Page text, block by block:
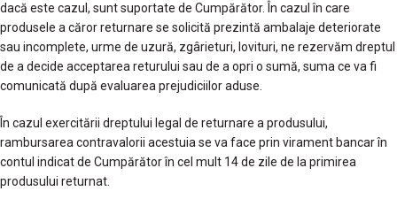
dacă este cazul, sunt suportate de Cumpărător. În cazul în care
produsele a căror returnare se solicită prezintă ambalaje deteriorate
sau incomplete, urme de uzură, zgârieturi, lovituri, ne rezervăm dreptul
de a decide acceptarea returului sau de a opri o sumă, suma ce va fi
comunicată după evaluarea prejudiciilor aduse.
În cazul exercitării dreptului legal de returnare a produsului,
rambursarea contravalorii acestuia se va face prin virament bancar în
contul indicat de Cumpărător în cel mult 14 de zile de la primirea
produsului returnat.